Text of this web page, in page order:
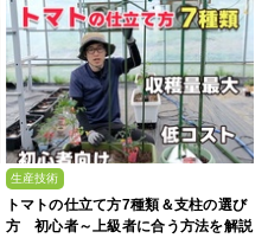
生産技術
トマトの仕立て方7種類＆支柱の選び
方 初心者～上級者に合う方法を解説